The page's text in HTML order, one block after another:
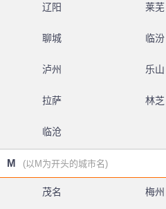
辽阳 莱芜
聊城 临汾
泸州 乐山
拉萨 林芝
临沧
M (以M为开头的城市名)
茂名 梅州